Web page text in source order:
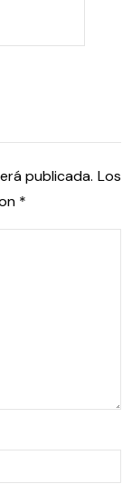
publicada. Los
*